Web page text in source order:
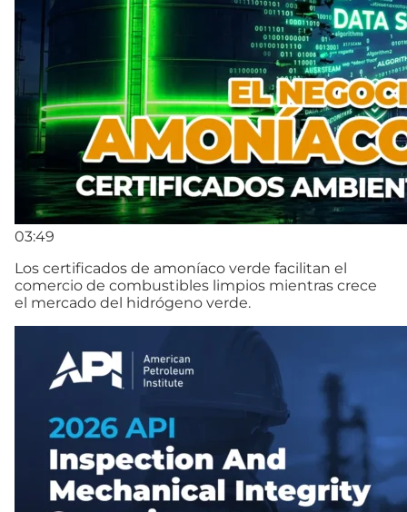
03:49
Los certificados de amoníaco verde facilitan el
comercio de combustibles limpios mientras crece
el mercado del hidrógeno verde.